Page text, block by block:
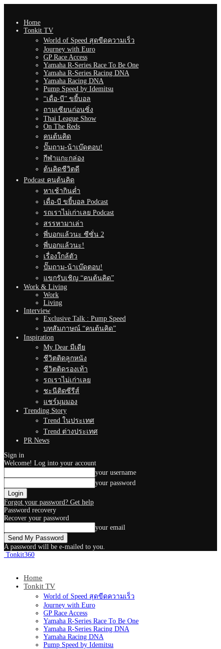
Home
Tonkit TV
World of Speed สุดขีดความเร็ว
Journey with Euro
GP Race Access
Yamaha R-Series Race To Be One
Yamaha R-Series Racing DNA
Yamaha Racing DNA
Pump Speed by Idemitsu
“เดื่อ-บี” ขยี้บอล
ถามเซียนก่อนซิ่ง
Thai League Show
On The Reds
คนต้นคิด
ปั๊มถาม-น้าเบ๊ดตอบ!
กีฬาแกะกล่อง
ต้นคิดชีวิตดี
Podcast คนต้นคิด
หาเช้ากินค่ำ
เดื่อ-บี ขยี้บอล Podcast
รถเราไม่เก่าเลย Podcast
สรรหามาเล่า
พี่บอกแล้วนะ ซีซั่น 2
พี่บอกแล้วนะ!
เรื่องใกล้ตัว
ปั๊มถาม-น้าเบ๊ดตอบ!
แขกรับเชิญ “คนต้นคิด”
Work & Living
Work
Living
Interview
Exclusive Talk : Pump Speed
บทสัมภาษณ์ “คนต้นคิด”
Inspiration
My Dear มีเดีย
ชีวิตติดลูกหนัง
ชีวิตติดรองเท้า
รถเราไม่เก่าเลย
ชะนีติดซีรีส์
แชร์มุมมอง
Trending Story
Trend ในประเทศ
Trend ต่างประเทศ
PR News
Sign in
Welcome! Log into your account
your username
your password
Forgot your password? Get help
Password recovery
Recover your password
your email
A password will be e-mailed to you.
Tonkit360
Home
Tonkit TV
World of Speed สุดขีดความเร็ว
Journey with Euro
GP Race Access
Yamaha R-Series Race To Be One
Yamaha R-Series Racing DNA
Yamaha Racing DNA
Pump Speed by Idemitsu